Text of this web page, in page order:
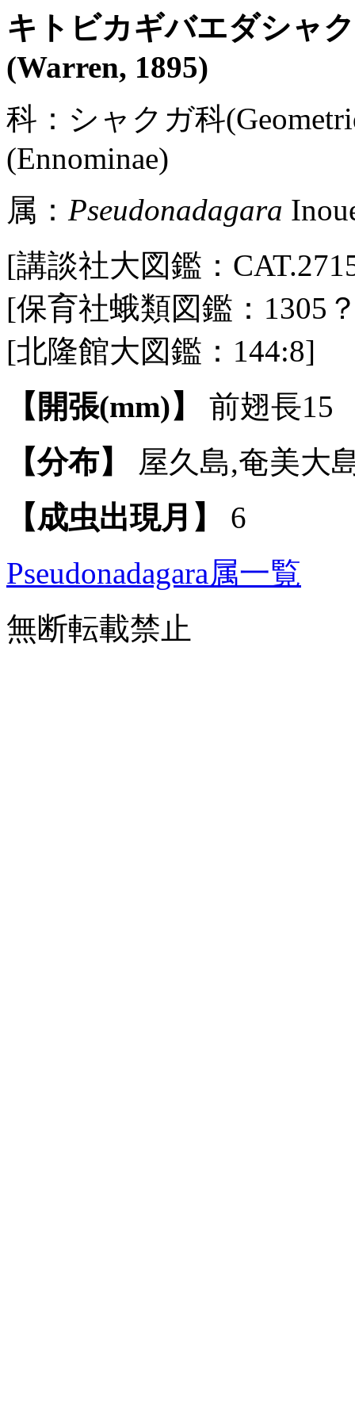
キトビカギバエダシャ
(Warren, 1895)
科：シャクガ科
(Ennominae)
属： Pseudonadagara
[講談社大図鑑：
[保育社蛾類図鑑：1305
[北隆館大図鑑：144:8]
【開張(mm)】
前翅長15
【分布】
屋久島,奄美大
【成虫出現月】
6
Pseudonadagara属一覧
無断転載禁止